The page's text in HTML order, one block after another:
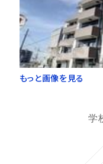
もっと画像を見る